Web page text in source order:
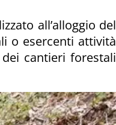
all’alloggio del
o esercenti attività
cantieri forestali